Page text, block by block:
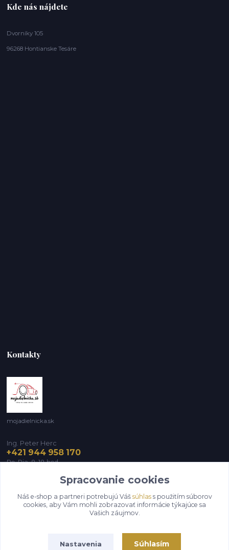
Kde nás nájdete
Dvorníky 105
96268 Hontianske Tesáre
Kontakty
mojadielnicka.sk
Ing. Peter Herc
+421 944 958 170
Po-Pia, 8-18 hod.
infomojadielnicka@gmail.com
Spracovanie cookies
Náš e-shop a partneri potrebujú Váš súhlass použitím súborov
cookies, aby Vám mohli zobrazovať informácie týkajúce sa
Vašich záujmov.
Nastavenia Súhlasím